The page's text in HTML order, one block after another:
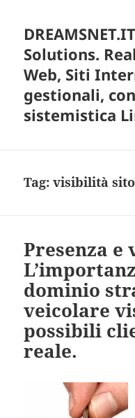
Solutions.
Web, Siti
gestionali,
sistemistica
Tag:visibilità
Presenza
dominio
veicolare
possibili
reale.